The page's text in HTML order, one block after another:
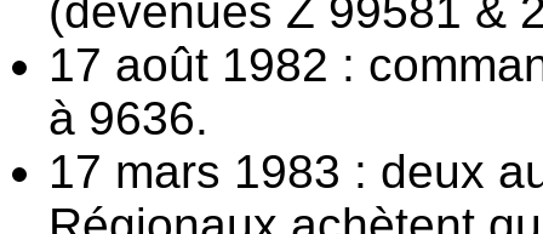
(devenues Z 99581 &
17 août 1982 :
à 9636.
17 mars 1983 : deux